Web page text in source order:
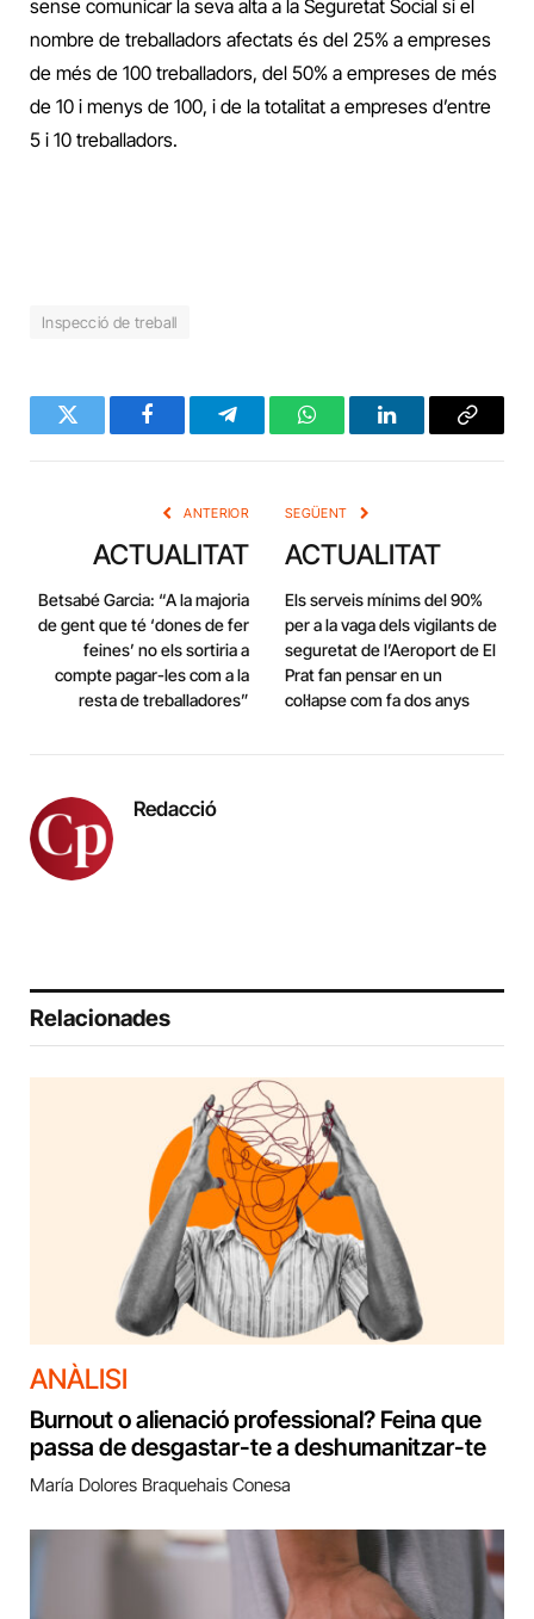
sense comunicar la seva alta a la Seguretat Social si el
nombre de treballadors afectats és del 25% a empreses
de més de 100 treballadors, del 50% a empreses de més
de 10 i menys de 100, i de la totalitat a empreses d’entre
5 i 10 treballadors.
Inspecció de treball
Twitter FacebookTelegramWhatsAppLinkedInCopy
ANTERIOR
ACTUALITAT
Betsabé Garcia: “A la majoria
de gent que té ‘dones de fer
feines’ no els sortiria a
compte pagar-les com a la
resta de treballadores”
SEGÜENT
ACTUALITAT
Els serveis mínims del 90%
per a la vaga dels vigilants de
seguretat de l’Aeroport de El
Prat fan pensar en un
col·lapse com fa dos anys
Redacció
Relacionades
ANÀLISI
Burnout o alienació professional? Feina que
passa de desgastar-te a deshumanitzar-te
María Dolores Braquehais Conesa